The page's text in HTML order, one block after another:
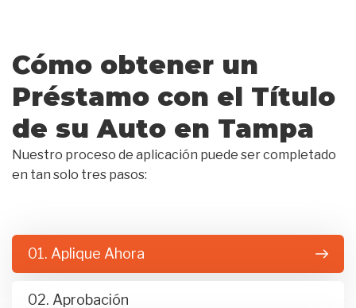
Cómo obtener un
Préstamo con el Título
de su Auto en Tampa
Nuestro proceso de aplicación puede ser completado
en tan solo tres pasos:
01. Aplique Ahora
02. Aprobación